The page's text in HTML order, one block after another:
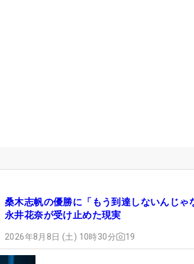
桑木志帆の優勝に「もう到達しないんじ
永井花奈が受け止めた現実
2026年8月8日 (土) 10時30分 19